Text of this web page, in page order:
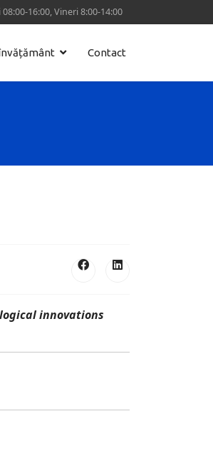
08:00-16:00, Vineri 8:00-14:00
Contact
innovations